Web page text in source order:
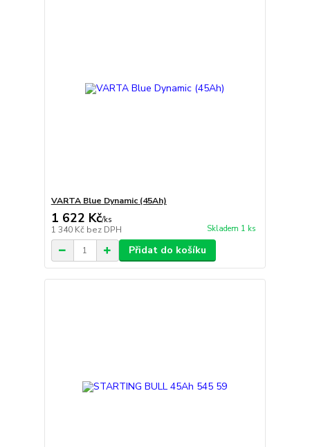
VARTA Blue Dynamic (45Ah)
1 622 Kč/ks
1 340 Kč bez DPH Skladem 1 ks
Přidat do košíku